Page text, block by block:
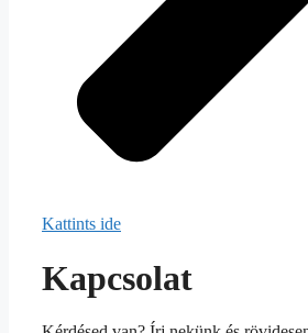
Kattints ide
Kapcsolat